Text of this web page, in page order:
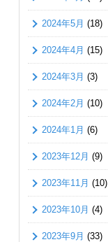
2024年5月 (18)
2024年4月 (15)
2024年3月 (3)
2024年2月 (10)
2024年1月 (6)
2023年12月 (9)
2023年11月 (10)
2023年10月 (4)
2023年9月 (33)